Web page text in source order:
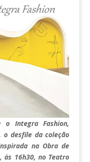
o Integra Fashion,
o desfile da coleção
na Obra de
às 16h30, no Teatro